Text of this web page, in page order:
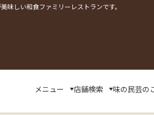
しい和食ファミリーレストランです。
メニュー 店舗検索 味の民芸の